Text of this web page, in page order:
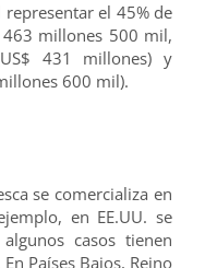
el 45% de
463 millones 500 mil,
431 millones) y
600 mil).
se comercializa en
en EE.UU. se
casos tienen
Países Bajos, Reino